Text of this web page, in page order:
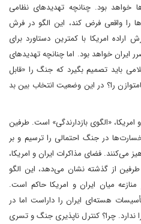
خواهد بود. چنانچه تهدیدهای نظامی
را واقعی فرض کند، این الگو در فرش
امریکا با کمترین دستاورد برای
ایران خواهد بود. اما چنانچه تهدیدهای
باید تصمیم بگیرد که جنگ را «قابل
را؟ در این وضعیت انتخاب بین بد
امریکا، «الگوی بازدارندگی» است. طرفین
خسارت‌ها در جنگ احتمالی را ترسیم و بر
فضای مذاکرات ایران و امریکا،
از گذشته نشان می‌دهد، این الگو
میان ایران و امریکا حاکم است.
هسته‌ای ایران را داراست اما در
ندارد. چرا؟ کنترل ناپذیری جنگ و تسری